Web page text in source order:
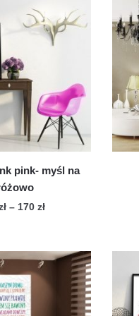
pink- myśl na
– 170złZakres
18 zł
170 zł
produkt
wiele
wariantów.